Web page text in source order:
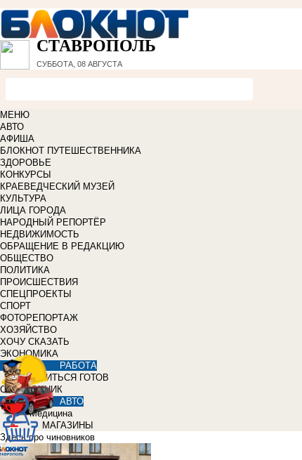
СТАВРОПОЛЬ
СУББОТА, 08 АВГУСТА
МЕНЮ
АВТО
АФИША
БЛОКНОТ ПУТЕШЕСТВЕННИКА
ЗДОРОВЬЕ
КОНКУРСЫ
КРАЕВЕДЧЕСКИЙ МУЗЕЙ
КУЛЬТУРА
ЛИЦА ГОРОДА
НАРОДНЫЙ РЕПОРТЁР
НЕДВИЖИМОСТЬ
ОБРАЩЕНИЕ В РЕДАКЦИЮ
ОБЩЕСТВО
ПОЛИТИКА
ПРОИСШЕСТВИЯ
СПЕЦПРОЕКТЫ
СПОРТ
ФОТОРЕПОРТАЖ
ХОЗЯЙСТВО
ХОЧУ СКАЗАТЬ
ЭКОНОМИКА
РАБОТА
УЧИТЬСЯ ГОТОВ
СПРАВОЧНИК
АВТО
Медицина
МАГАЗИНЫ
Здесь про чиновников